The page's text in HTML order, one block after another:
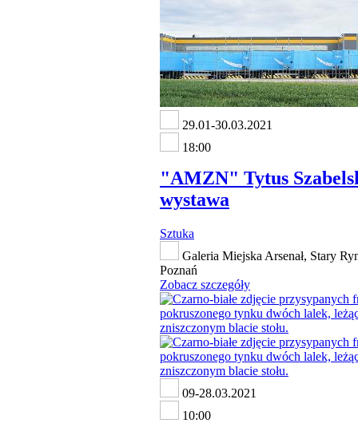
29.01-30.03.2021
18:00
"AMZN" Tytus
wystawa
Sztuka
Galeria Miejska Arsenał, Stary
Poznań
Zobacz szczegóły
09-28.03.2021
10:00